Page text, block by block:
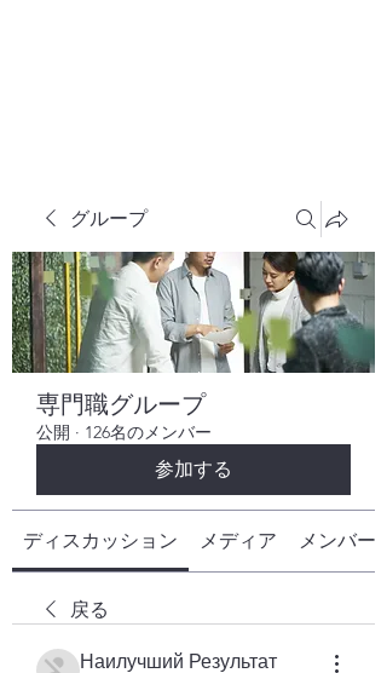
グループ
専門職グループ
公開 · 126名のメンバー
参加する
ディスカッション メディア メンバー
戻る
Наилучший Результат